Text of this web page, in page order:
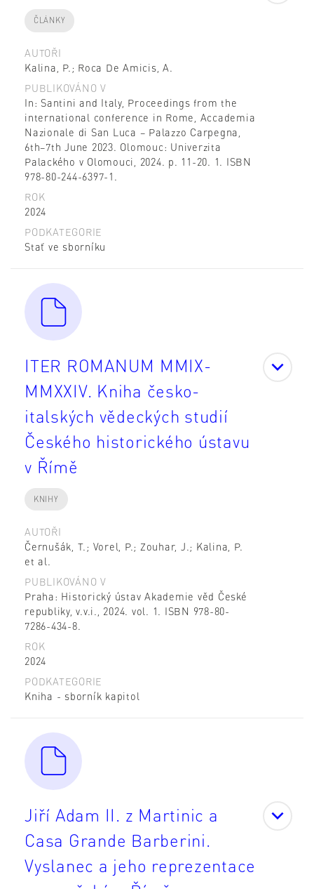
ČLÁNKY
AUTOŘI
Kalina, P.; Roca De Amicis, A.
PUBLIKOVÁNO V
In: Santini and Italy, Proceedings from the
international conference in Rome, Accademia
Nazionale di San Luca – Palazzo Carpegna,
6th–7th June 2023. Olomouc: Univerzita
Palackého v Olomouci, 2024. p. 11-20. 1. ISBN
978-80-244-6397-1.
ROK
2024
PODKATEGORIE
Stať ve sborníku
ITER ROMANUM MMIX-
MMXXIV. Kniha česko-
italských vědeckých studií
Českého historického ústavu
v Římě
KNIHY
AUTOŘI
Černušák, T.; Vorel, P.; Zouhar, J.; Kalina, P.
et al.
PUBLIKOVÁNO V
Praha: Historický ústav Akademie věd České
republiky, v.v.i., 2024. vol. 1. ISBN 978-80-
7286-434-8.
ROK
2024
PODKATEGORIE
Kniha - sborník kapitol
Jiří Adam II. z Martinic a
Casa Grande Barberini.
Vyslanec a jeho reprezentace